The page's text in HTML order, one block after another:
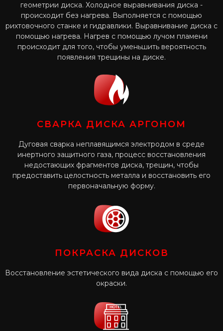
геометрии диска. Холодное выравнивания диска -
происходит без нагрева. Выполняется с помощью
рихтовочного станке и гидравлики. Выравнивание диска с
помощью нагрева. Нагрев с помощью лучом пламени
происходит для того, чтобы уменьшить вероятность
появления трещины на диске.
СВАРКА ДИСКА АРГОНОМ
Дуговая сварка неплавящимся электродом в среде
инертного защитного газа, процесс восстановления
недостающих фрагментов диска, трещин, чтобы
предоставить целостность металла и восстановить его
первоначальную форму.
ПОКРАСКА ДИСКОВ
Восстановление эстетического вида диска с помощью его
окраски.